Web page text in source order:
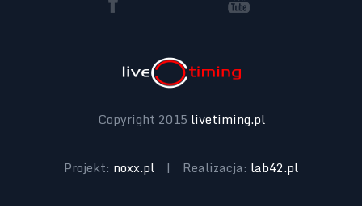
Copyright 2015 livetiming.pl
Projekt: noxx.pl | Realizacja: lab42.pl